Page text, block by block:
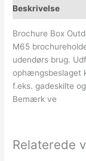
Beskrivelse
Brochure Box
M65
udendørs brug.
ophængsbeslaget
f.eks. gadeskilte
Bemærk ve
Relaterede